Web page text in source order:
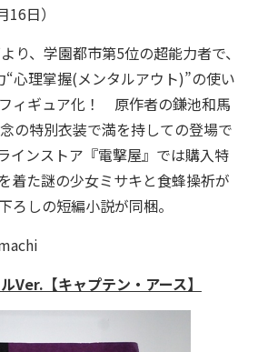
16日）
り、学園都市第5位の超能力者で、
“心理掌握(メンタルアウト)”の使い
ィギュア化！ 原作者の鎌池和馬
の特別衣装で満を持しての登場で
インストア『電撃屋』では購入特
着た謎の少女ミサキと食蜂操祈が
ろしの短編小説が同梱。
Ver.【キャプテン・アース】